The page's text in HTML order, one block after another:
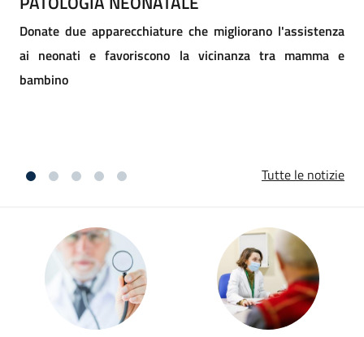
COME UN GESTO DI SOLIDARIETÀ PUÒ CAMBIARE UNA
VITA
Tutte le notizie